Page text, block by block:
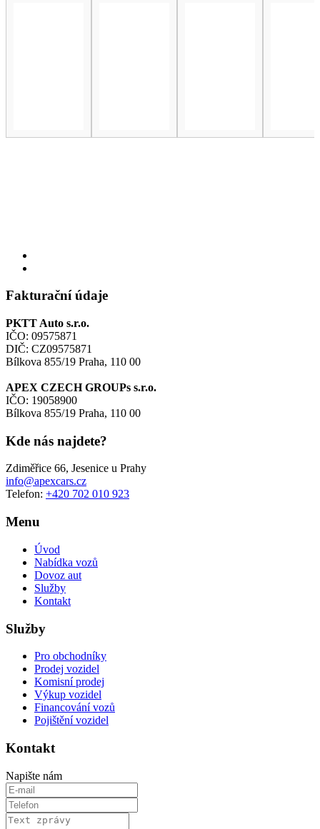
Fakturační údaje
PKTT Auto s.r.o.
IČO: 09575871
DIČ: CZ09575871
Bílkova 855/19 Praha, 110 00
APEX CZECH GROUPs s.r.o.
IČO: 19058900
Bílkova 855/19 Praha, 110 00
Kde nás najdete?
Zdiměřice 66, Jesenice u Prahy
info@apexcars.cz
Telefon: +420 702 010 923
Menu
Úvod
Nabídka vozů
Dovoz aut
Služby
Kontakt
Služby
Pro obchodníky
Prodej vozidel
Komisní prodej
Výkup vozidel
Financování vozů
Pojištění vozidel
Kontakt
Napište nám